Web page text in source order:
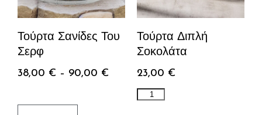
Τούρτα Σανίδες Του
Σερφ
38,00 € – 90,00 €
Τούρτα Διπλή
Σοκολάτα
23,00 €